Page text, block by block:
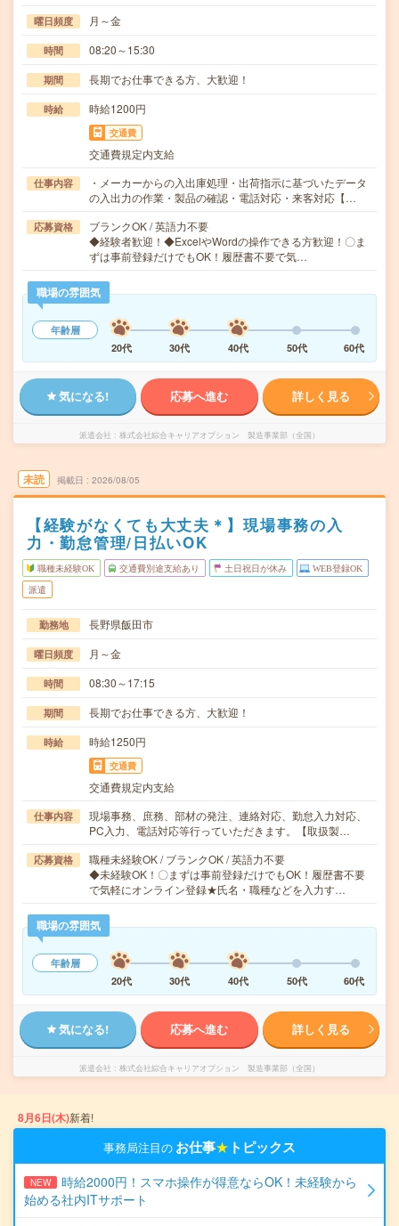
曜日頻度 月～金
時間 08:20～15:30
期間 長期でお仕事できる方、大歓迎！
時給 時給1200円
交通費
交通費規定内支給
仕事内容
・メーカーからの入出庫処理・出荷指示に基づいたデータ
の入出力の作業・製品の確認・電話対応・来客対応【…
応募資格
ブランクOK / 英語力不要
◆経験者歓迎！◆ExcelやWordの操作できる方歓迎！〇ま
ずは事前登録だけでもOK！履歴書不要で気…
職場の雰囲気
年齢層
20代
30代 40代 50代 60代
気になる! 応募へ進む 詳しく見る
派遣会社 株式会社綜合キャリアオプション 製造事業部（全国）
未読 掲載日 2026/08/05
【経験がなくても大丈夫＊】現場事務の入
力・勤怠管理/日払いOK
職種未経験OK 交通費別途支給あり 土日祝日が休み WEB登録OK
派遣
勤務地 長野県飯田市
曜日頻度 月～金
時間 08:30～17:15
期間 長期でお仕事できる方、大歓迎！
時給 時給1250円
交通費
交通費規定内支給
仕事内容
現場事務、庶務、部材の発注、連絡対応、勤怠入力対応、
PC入力、電話対応等行っていただきます。【取扱製…
応募資格
職種未経験OK / ブランクOK / 英語力不要
◆未経験OK！〇まずは事前登録だけでもOK！履歴書不要
で気軽にオンライン登録★氏名・職種などを入力す…
職場の雰囲気
年齢層
20代
30代 40代 50代 60代
気になる! 応募へ進む 詳しく見る
派遣会社 株式会社綜合キャリアオプション 製造事業部（全国）
8月6日(木)新着!
事務局注目の お仕事★ トピックス
NEW
時給2000円！スマホ操作が得意ならOK！未経験から
始める社内ITサポート